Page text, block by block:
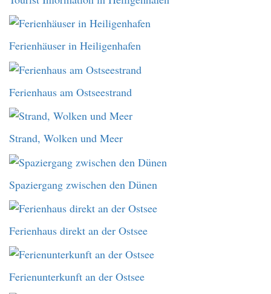
Ferienhäuser in Heiligenhafen
Ferienhaus am Ostseestrand
Strand, Wolken und Meer
Spaziergang zwischen den Dünen
Ferienhaus direkt an der Ostsee
Ferienunterkunft an der Ostsee